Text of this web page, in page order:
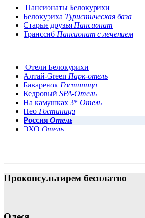
Пансионаты Белокурихи
Белокуриха Туристическая база
Старые друзья Пансионат
Транссиб Пансионат с лечением
Отели Белокурихи
Алтай-Green Парк-отель
Баваренок Гостиница
Кедровый SPA-Отель
На камушках 3* Отель
Нео Гостиница
Россия Отель
ЭХО Отель
Проконсультирем бесплатно